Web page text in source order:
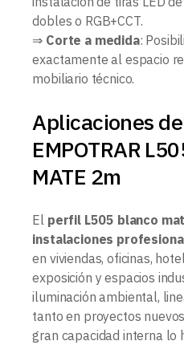
dobles o RGB+CCT.
⇒ Corte a medida:
exactamente al espacio
mobiliario técnico.
Aplicaciones
EMPOTRAR
MATE 2m
El perfil L505 blanco
instalaciones
en viviendas, oficinas,
exposición y espacios
iluminación ambiental,
tanto en proyectos
gran capacidad interna lo